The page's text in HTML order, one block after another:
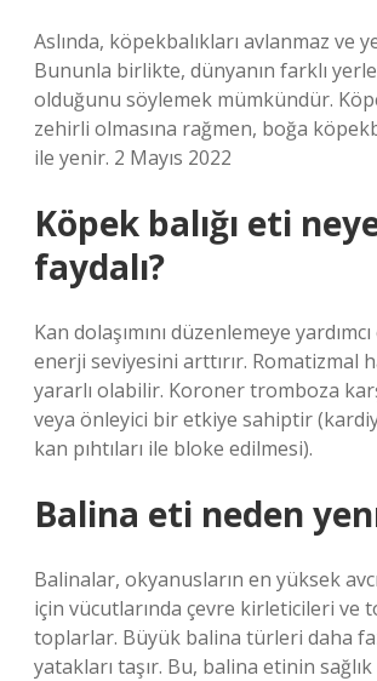
Aslında, köpekbalıkları avlanmaz ve
Bununla birlikte, dünyanın farklı
olduğunu söylemek mümkündür.
zehirli olmasına rağmen, boğa
ile yenir. 2 Mayıs 2022
Köpek balığı eti
faydalı?
Kan dolaşımını düzenlemeye
enerji seviyesini arttırır. Romatizmal
yararlı olabilir. Koroner tromboza
veya önleyici bir etkiye sahiptir
kan pıhtıları ile bloke edilmesi).
Balina eti neden
Balinalar, okyanusların en yüksek
için vücutlarında çevre kirleticileri ve
toplarlar. Büyük balina türleri daha
yatakları taşır. Bu, balina etinin sağlık